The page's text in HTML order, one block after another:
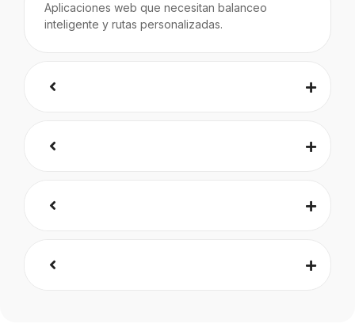
Aplicaciones web que necesitan balanceo
inteligente y rutas personalizadas.